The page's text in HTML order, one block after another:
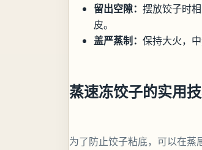
留出空隙： 摆放饺子时
皮。
盖严蒸制： 保持大火，
蒸速冻饺子的实用
为了防止饺子粘底，可以在